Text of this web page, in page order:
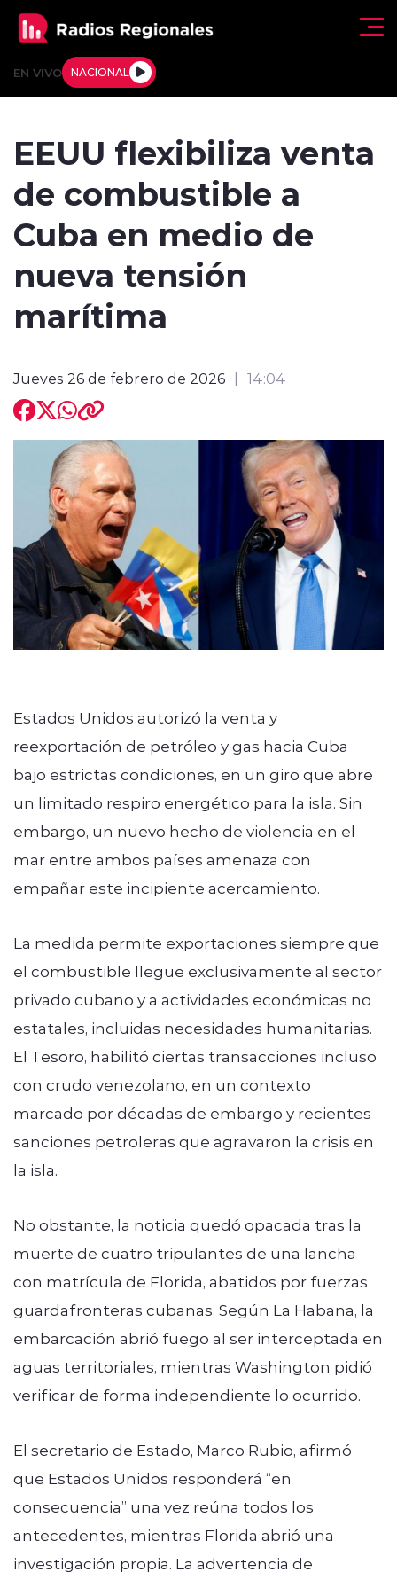
EN VIVO NACIONAL
Internacional
Entrevistas
modo claro
EEUU flexibiliza venta
de combustible a
Cuba en medio de
nueva tensión
marítima
Jueves 26 de febrero de 2026 14:04
Estados Unidos autorizó la venta y
reexportación de petróleo y gas hacia Cuba
bajo estrictas condiciones, en un giro que abre
un limitado respiro energético para la isla. Sin
embargo, un nuevo hecho de violencia en el
mar entre ambos países amenaza con
empañar este incipiente acercamiento.
La medida permite exportaciones siempre que
el combustible llegue exclusivamente al sector
privado cubano y a actividades económicas no
estatales, incluidas necesidades humanitarias.
El Tesoro, habilitó ciertas transacciones incluso
con crudo venezolano, en un contexto
marcado por décadas de embargo y recientes
sanciones petroleras que agravaron la crisis en
la isla.
No obstante, la noticia quedó opacada tras la
muerte de cuatro tripulantes de una lancha
con matrícula de Florida, abatidos por fuerzas
guardafronteras cubanas. Según La Habana, la
embarcación abrió fuego al ser interceptada en
aguas territoriales, mientras Washington pidió
verificar de forma independiente lo ocurrido.
El secretario de Estado, Marco Rubio, afirmó
que Estados Unidos responderá “en
consecuencia” una vez reúna todos los
antecedentes, mientras Florida abrió una
investigación propia. La advertencia de